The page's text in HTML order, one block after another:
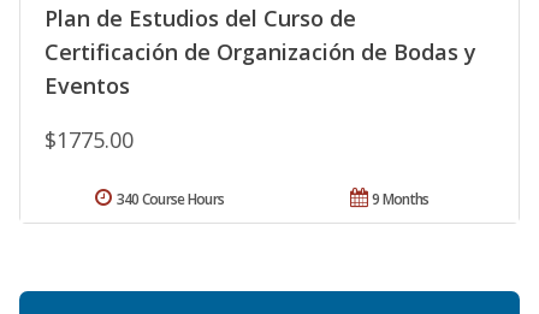
Plan de Estudios del Curso de
Certificación de Organización de Bodas y
Eventos
$1775.00
9 Months
340 Course Hours